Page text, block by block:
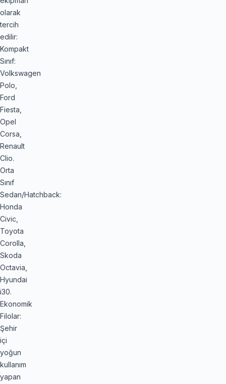
olarak
tercih
edilir:
Kompakt
Sınıf:
Volkswagen
Polo,
Ford
Fiesta,
Opel
Corsa,
Renault
Clio.
Orta
Sınıf
Sedan/Hatchback:
Honda
Civic,
Toyota
Corolla,
Skoda
Octavia,
Hyundai
i30.
Ekonomik
Filolar:
Şehir
içi
yoğun
kullanım
yapan